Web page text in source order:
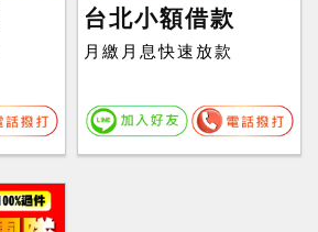
台北小額借款
月繳月息快速放款